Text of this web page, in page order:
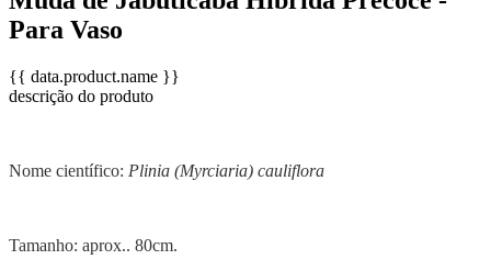
Para Vaso
{{ data.product.name }}
descrição do produto
Nome científico: Plinia (Myrciaria) cauliflora
Tamanho: aprox.. 80cm.